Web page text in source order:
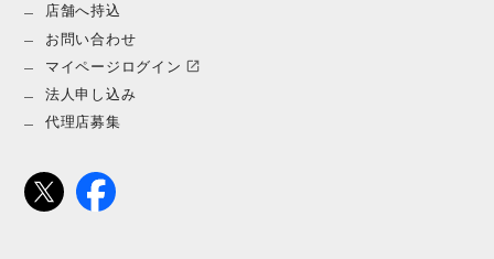
店舗へ持込
お問い合わせ
マイページログイン
法人申し込み
代理店募集